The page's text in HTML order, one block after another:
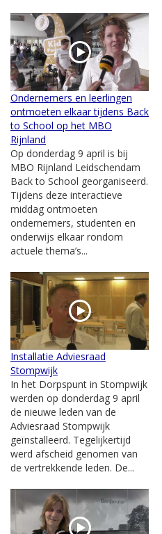
Ondernemers en leerlingen
ontmoeten elkaar tijdens Back
to School op het MBO
Rijnland
Op donderdag 9 april is bij
MBO Rijnland Leidschendam
Back to School georganiseerd.
Tijdens deze interactieve
middag ontmoeten
ondernemers, studenten en
onderwijs elkaar rondom
actuele thema’s...
Installatie Adviesraad
Stompwijk
In het Dorpspunt in Stompwijk
werden op donderdag 9 april
de nieuwe leden van de
Adviesraad Stompwijk
geïnstalleerd. Tegelijkertijd
werd afscheid genomen van
de vertrekkende leden. De...